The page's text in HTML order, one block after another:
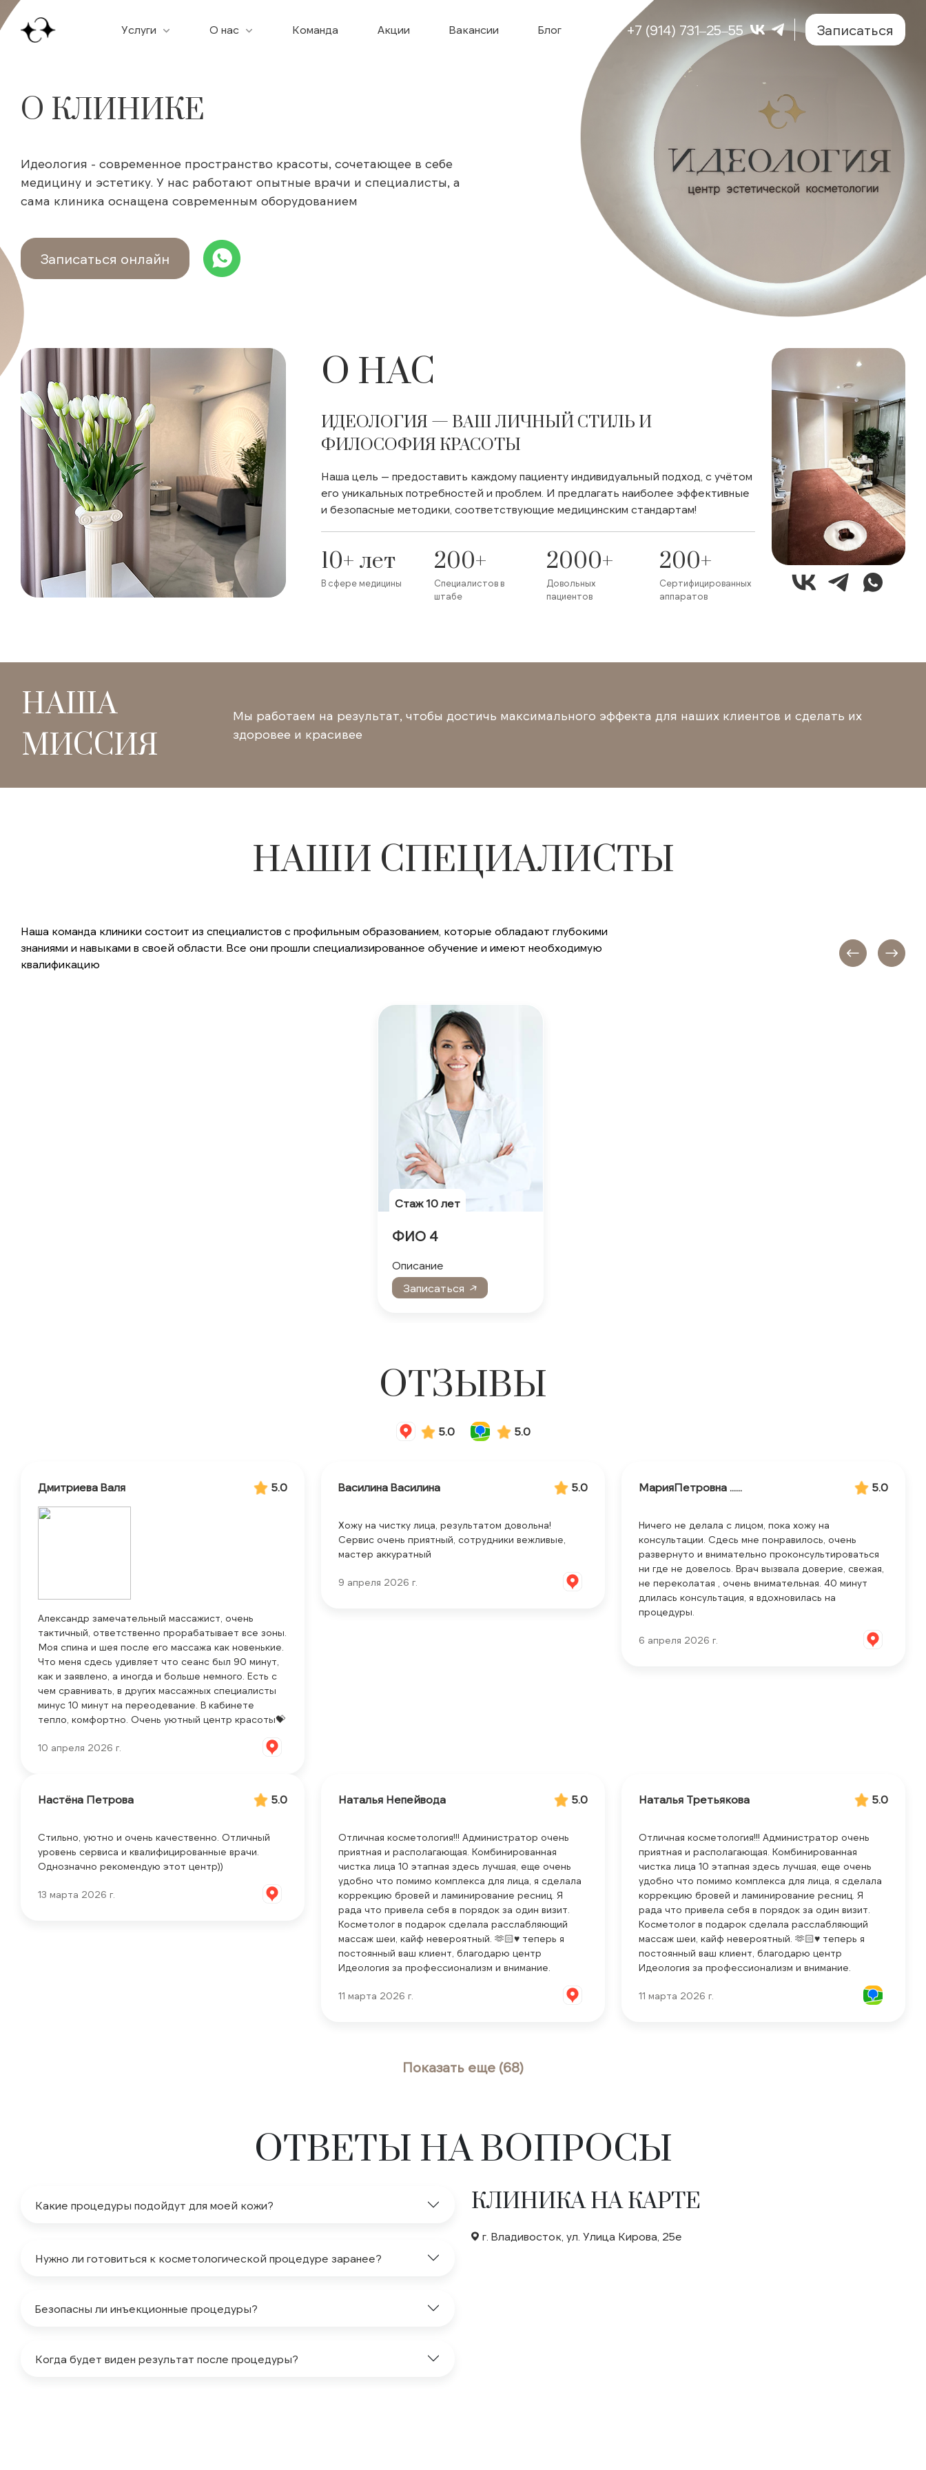
Услуги О нас Команда Акции Вакансии Блог +7 (914) 731‒25‒55 Записаться
О КЛИНИКЕ
Идеология - современное пространство красоты, сочетающее в себе
медицину и эстетику. У нас работают опытные врачи и специалисты, а
сама клиника оснащена современным оборудованием
Записаться онлайн
О НАС
ИДЕОЛОГИЯ — ВАШ ЛИЧНЫЙ СТИЛЬ И
ФИЛОСОФИЯ КРАСОТЫ
Наша цель — предоставить каждому пациенту индивидуальный подход, с учётом
его уникальных потребностей и проблем. И предлагать наиболее эффективные
и безопасные методики, соответствующие медицинским стандартам!
10+ лет
В сфере медицины
200+
Специалистов в
штабе
2000+
Довольных
пациентов
200+
Сертифицированных
аппаратов
НАША
МИССИЯ
Мы работаем на результат, чтобы достичь максимального эффекта для наших клиентов и сделать их
здоровее и красивее
НАШИ СПЕЦИАЛИСТЫ
Наша команда клиники состоит из специалистов с профильным образованием, которые обладают глубокими
знаниями и навыками в своей области. Все они прошли специализированное обучение и имеют необходимую
квалификацию
Cтаж 10 лет
ФИО 4
Описание
Записаться
ОТЗЫВЫ
5.0 5.0
Дмитриева Валя 5.0
Александр замечательный массажист, очень
тактичный, ответственно прорабатывает все зоны.
Моя спина и шея после его массажа как новенькие.
Что меня сдесь удивляет что сеанс был 90 минут,
как и заявлено, а иногда и больше немного. Есть с
чем сравнивать, в других массажных специалисты
минус 10 минут на переодевание. В кабинете
тепло, комфортно. Очень уютный центр красоты💝
10 апреля 2026 г.
Василина Василина 5.0
Хожу на чистку лица, результатом довольна!
Сервис очень приятный, сотрудники вежливые,
мастер аккуратный
9 апреля 2026 г.
МарияПетровна ...... 5.0
Ничего не делала с лицом, пока хожу на
консультации. Сдесь мне понравилось, очень
развернуто и внимательно проконсультироваться
ни где не довелось. Врач вызвала доверие, свежая,
не переколатая , очень внимательная. 40 минут
длилась консультация, я вдохновилась на
процедуры.
6 апреля 2026 г.
Настёна Петрова 5.0
Стильно, уютно и очень качественно. Отличный
уровень сервиса и квалифицированные врачи.
Однозначно рекомендую этот центр))
13 марта 2026 г.
Наталья Непейвода 5.0
Отличная косметология!!! Администратор очень
приятная и располагающая. Комбинированная
чистка лица 10 этапная здесь лучшая, еще очень
удобно что помимо комплекса для лица, я сделала
коррекцию бровей и ламинирование ресниц. Я
рада что привела себя в порядок за один визит.
Косметолог в подарок сделала расслабляющий
массаж шеи, кайф невероятный. 🫶🏻♥️ теперь я
постоянный ваш клиент, благодарю центр
Идеология за профессионализм и внимание.
11 марта 2026 г.
Наталья Третьякова 5.0
Отличная косметология!!! Администратор очень
приятная и располагающая. Комбинированная
чистка лица 10 этапная здесь лучшая, еще очень
удобно что помимо комплекса для лица, я сделала
коррекцию бровей и ламинирование ресниц. Я
рада что привела себя в порядок за один визит.
Косметолог в подарок сделала расслабляющий
массаж шеи, кайф невероятный. 🫶🏻♥️ теперь я
постоянный ваш клиент, благодарю центр
Идеология за профессионализм и внимание.
11 марта 2026 г.
Показать еще (68)
ОТВЕТЫ НА ВОПРОСЫ
Какие процедуры подойдут для моей кожи?
Нужно ли готовиться к косметологической процедуре заранее?
Безопасны ли инъекционные процедуры?
Когда будет виден результат после процедуры?
КЛИНИКА НА КАРТЕ
г. Владивосток, ул. Улица Кирова, 25е